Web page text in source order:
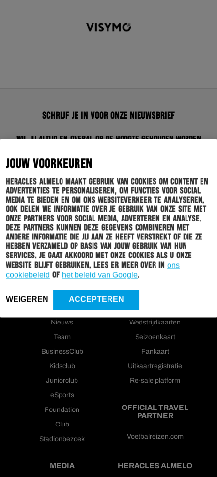
JOUW VOORKEUREN
Heracles Almelo maakt gebruik van cookies om content en
advertenties te personaliseren, om functies voor social
media te bieden en om ons websiteverkeer te analyseren.
Ook delen we informatie over je gebruik van onze site met
onze partners voor social media, adverteren en analyse.
Deze partners kunnen deze gegevens combineren met
andere informatie die jij aan ze heeft verstrekt of die ze
hebben verzameld op basis van jouw gebruik van hun
services. Je gaat akkoord met onze cookies als u onze
website blijft gebruiken. Lees er meer over in ons
cookiebeleid of het beleid van Google.
WEIGEREN ACCEPTEREN
Schrijf je in voor onze nieuwsbrief
Wil jij altijd en overal op de hoogte gehouden worden
nieuwsbrief van Heracles Almelo. Doordat je zelf aan
kan geven welk nieuws jij van ons wil ontvangen,
sturen wij alleen nieuws wat voor jou relevant is.
INSCHRIJVEN
HOOFDMENU
Nieuws
Team
BusinessClub
Kidsclub
Juniorclub
eSports
Foundation
Club
Stadionbezoek
Wedstrijdkaarten
Seizoenkaart
Fankaart
Uitkaartregistratie
Re-sale platform
OFFICIAL TRAVEL
PARTNER
Voetbalreizen.com
MEDIA HERACLES ALMELO